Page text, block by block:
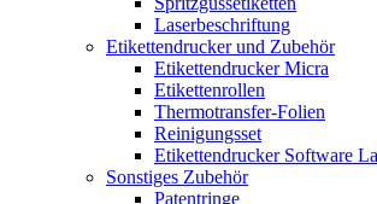
Laserbeschriftung
Etikettendrucker und Zubehör
Etikettendrucker Micra
Etikettenrollen
Thermotransfer-Folien
Reinigungsset
Etikettendrucker Software
Sonstiges Zubehör
Patentringe